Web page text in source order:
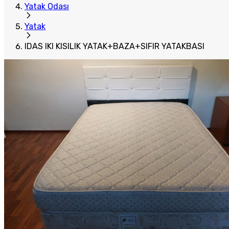
Yatak Odası
Yatak
IDAS IKI KISILIK YATAK+BAZA+SIFIR YATAKBASI